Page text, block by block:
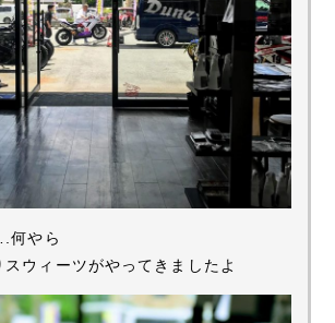
何やら
ウィーツがやってきましたよ